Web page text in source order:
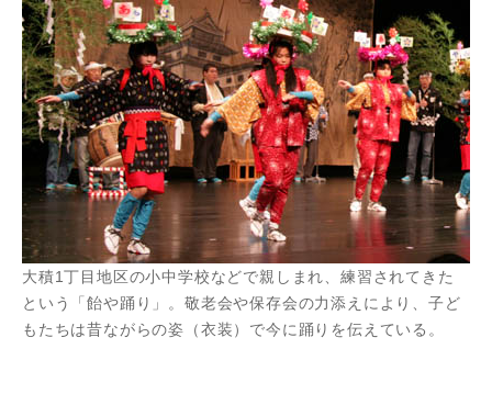
大積1丁目地区の小中学校などで親しまれ、練習されてきた
という「飴や踊り」。敬老会や保存会の力添えにより、子ど
もたちは昔ながらの姿（衣装）で今に踊りを伝えている。